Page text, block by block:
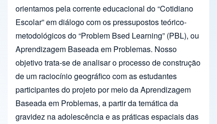
orientamos pela corrente educacional do “Cotidiano
Escolar” em diálogo com os pressupostos teórico-
metodológicos do “Problem Bsed Learning” (PBL), ou
Aprendizagem Baseada em Problemas. Nosso
objetivo trata-se de analisar o processo de construção
de um raciocínio geográfico com as estudantes
participantes do projeto por meio da Aprendizagem
Baseada em Problemas, a partir da temática da
gravidez na adolescência e as práticas espaciais das